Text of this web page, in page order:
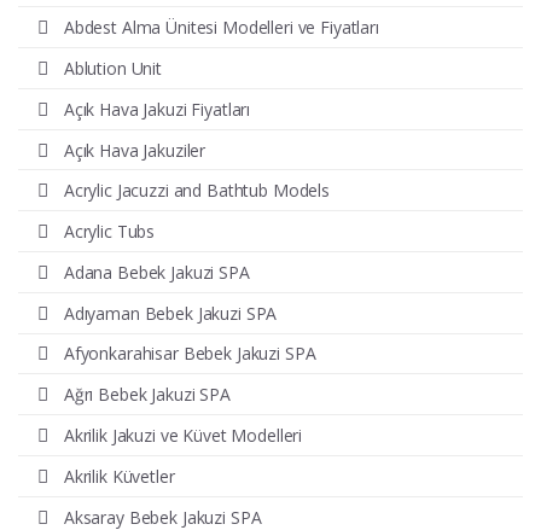
Abdest Alma Ünitesi Modelleri ve Fiyatları
Ablution Unit
Açık Hava Jakuzi Fiyatları
Açık Hava Jakuziler
Acrylic Jacuzzi and Bathtub Models
Acrylic Tubs
Adana Bebek Jakuzi SPA
Adıyaman Bebek Jakuzi SPA
Afyonkarahisar Bebek Jakuzi SPA
Ağrı Bebek Jakuzi SPA
Akrilik Jakuzi ve Küvet Modelleri
Akrilik Küvetler
Aksaray Bebek Jakuzi SPA